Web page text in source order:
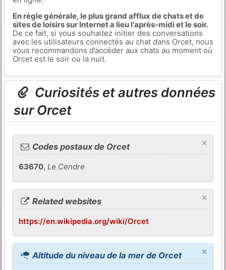
En règle générale, le plus grand afflux de chats et de
sites de loisirs sur Internet a lieu l'après-midi et le soir.
De ce fait, si vous souhaitez initier des conversations
avec les utilisateurs connectés au chat dans Orcet, nous
vous recommandons d’accéder aux chats au moment où
Orcet est le soir ou la nuit.
Curiosités et autres données
sur Orcet
×
Codes postaux de Orcet
63670,Le Cendre
×
Related websites
https://en.wikipedia.org/wiki/Orcet
×
Altitude du niveau de la mer de Orcet